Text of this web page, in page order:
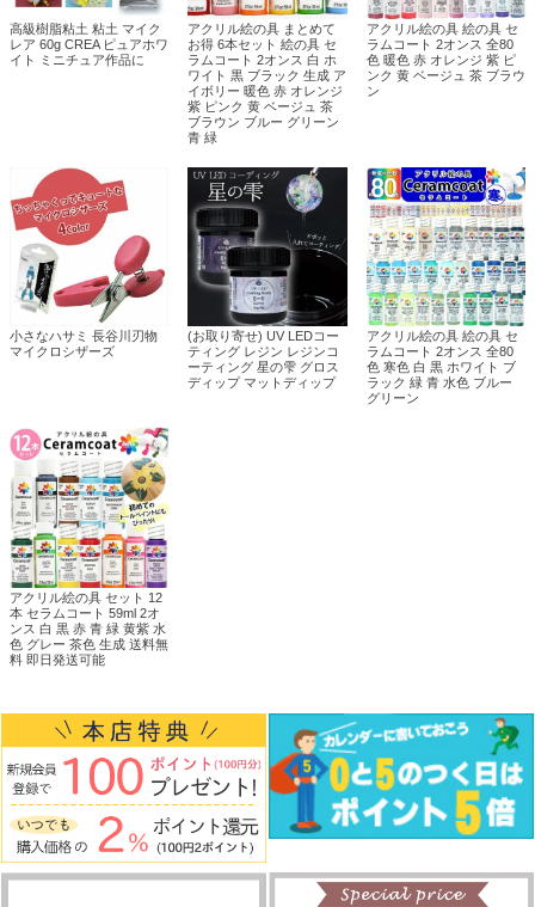
高級樹脂粘土 粘土 マイク
レア 60g CREA ピュアホワ
イト ミニチュア作品に
アクリル絵の具 まとめて
お得 6本セット 絵の具 セ
ラムコート 2オンス 白 ホ
ワイト 黒 ブラック 生成 ア
イボリー 暖色 赤 オレンジ
紫 ピンク 黄 ベージュ 茶
ブラウン ブルー グリーン
青 緑
アクリル絵の具 絵の具 セ
ラムコート 2オンス 全80
色 暖色 赤 オレンジ 紫 ピ
ンク 黄 ベージュ 茶 ブラウ
ン
小さなハサミ 長谷川刃物
マイクロシザーズ
(お取り寄せ) UV LEDコー
ティング レジン レジンコ
ーティング 星の雫 グロス
ディップ マットディップ
アクリル絵の具 絵の具 セ
ラムコート 2オンス 全80
色 寒色 白 黒 ホワイト ブ
ラック 緑 青 水色 ブルー
グリーン
アクリル絵の具 セット 12
本 セラムコート 59ml 2オ
ンス 白 黒 赤 青 緑 黄紫 水
色 グレー 茶色 生成 送料無
料 即日発送可能